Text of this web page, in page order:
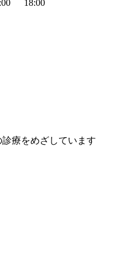
18:00
療をめざしています